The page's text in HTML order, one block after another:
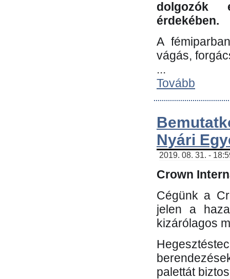
dolgozók
érdekében.
A
vágás,
...
Tovább
Nyári
2019. 08. 31. -
Crown
Cégünk a
jelen a
kizárólagos
palettát